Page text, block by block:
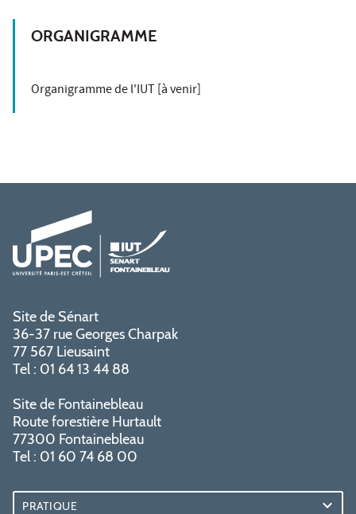
ORGANIGRAMME
Organigramme de l'IUT [à venir]
Site de Sénart
36-37 rue Georges Charpak
77 567 Lieusaint
Tel : 01 64 13 44 88
Site de Fontainebleau
Route forestière Hurtault
77300 Fontainebleau
Tel : 01 60 74 68 00
PRATIQUE